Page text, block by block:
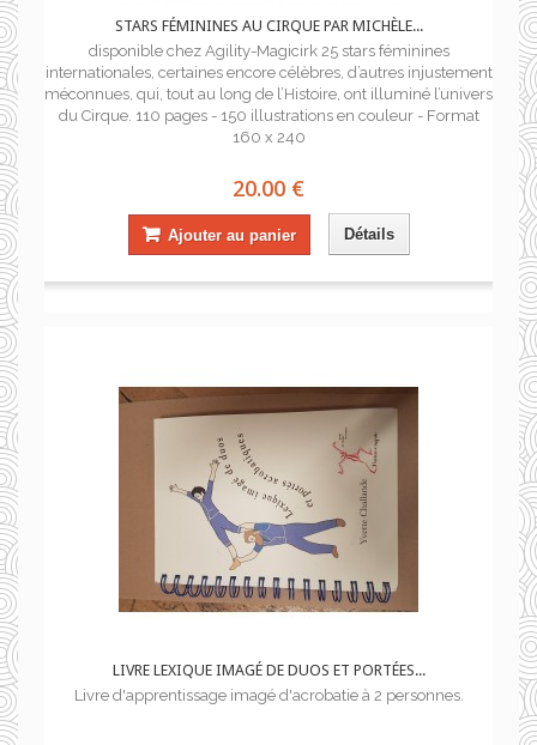
STARS FÉMININES AU CIRQUE PAR MICHÈLE...
disponible chez Agility-Magicirk 25 stars féminines
internationales, certaines encore célèbres, d’autres injustement
méconnues, qui, tout au long de l’Histoire, ont illuminé l’univers
du Cirque. 110 pages - 150 illustrations en couleur - Format
160 x 240
20.00 €
Ajouter au panier Détails
LIVRE LEXIQUE IMAGÉ DE DUOS ET PORTÉES...
Livre d'apprentissage imagé d'acrobatie à 2 personnes.